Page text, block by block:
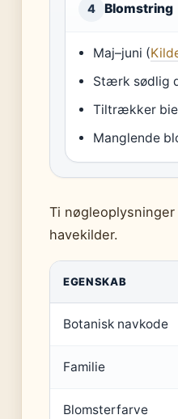
4 Blomstring
Maj–juni (
Stærk sødlig
Tiltrækker
Manglende
Ti
havekilder.
EGENSKAB
Botanisk navkode
Familie
Blomsterfarve